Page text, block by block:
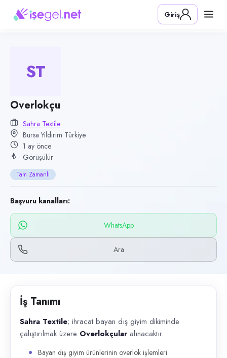
Pozisyon
Overlokçu
Kategori
Konum
Yıldırım, Bursa
Çalışma şekli
Tam Zamanlı · Ofis
Yayın tarihi
16 Haziran 2026
Son geçerlilik
14 Eylül 2026
Başvuru kanalları
WhatsApp, Telefon
Sahra Textile ; ihracat bayan dış giyim dikiminde çalıştırılmak üzere
Giriş
ST
Overlokçu
Sahra Textile
Bursa Yıldırım Türkiye
1 ay önce
Görüşülür
Tam Zamanlı
Başvuru kanalları:
WhatsApp
Ara
İş Tanımı
Sahra Textile; ihracat bayan dış giyim dikiminde
çalıştırılmak üzere Overlokçularalınacaktır.
Bayan dış giyim ürünlerinin overlok işlemleri